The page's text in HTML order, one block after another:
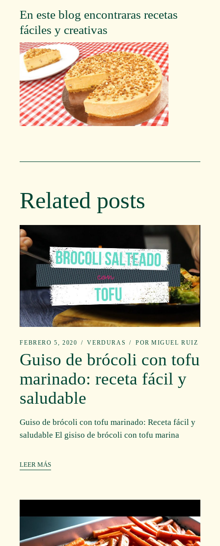
En este blog encontraras recetas
fáciles y creativas
Related posts
FEBRERO 5, 2020 VERDURAS POR MIGUEL RUIZ
Guiso de brócoli con tofu
marinado: receta fácil y
saludable
Guiso de brócoli con tofu marinado: Receta fácil y
saludable El gisiso de brócoli con tofu marina
LEER MÁS